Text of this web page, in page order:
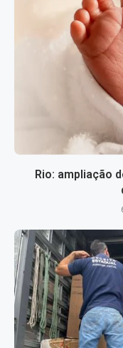
Rio: ampliação